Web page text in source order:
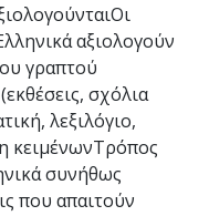
αξιολογούν
γραπτού
σχόλια
λεξιλόγιο,
κειμένωνΤρόπος
συνήθως
που απαιτούν